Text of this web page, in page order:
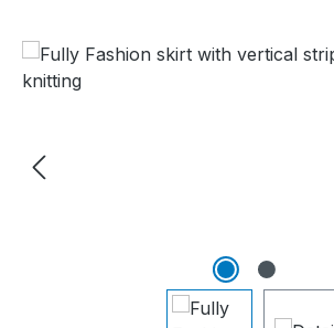
Пропустить галерею изображений